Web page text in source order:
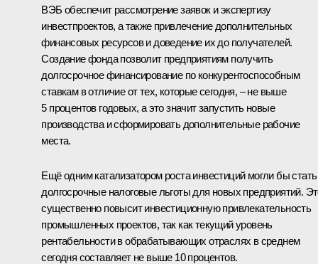
ВЭБ обеспечит рассмотрение заявок и экспертизу
инвестпроектов, а также привлечение дополнительных
финансовых ресурсов и доведение их до получателей.
Создание фонда позволит предприятиям получить
долгосрочное финансирование по конкурентоспособным
ставкам в отличие от тех, которые сегодня, – не выше
5 процентов годовых, а это значит запустить новые
производства и сформировать дополнительные рабочие
места.
Ещё одним катализатором роста инвестиций могли бы стать
долгосрочные налоговые льготы для новых предприятий.
существенно повысит инвестиционную привлекательность
промышленных проектов, так как текущий уровень
рентабельности в обрабатывающих отраслях в среднем
сегодня составляет не выше 10 процентов.